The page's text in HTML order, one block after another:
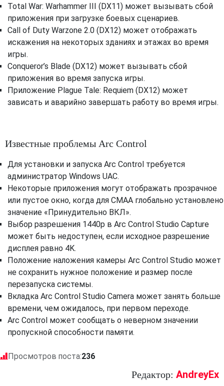
Total War: Warhammer III (DX11) может вызывать сбой
приложения при загрузке боевых сценариев.
Call of Duty Warzone 2.0 (DX12) может отображать
искажения на некоторых зданиях и этажах во время
игры.
Conqueror’s Blade (DX12) может вызывать сбой
приложения во время запуска игры.
Приложение Plague Tale: Requiem (DX12) может
зависать и аварийно завершать работу во время игры.
Известные проблемы Arc Control
Для установки и запуска Arc Control требуется
администратор Windows UAC.
Некоторые приложения могут отображать прозрачное
или пустое окно, когда для CMAA глобально установлено
значение «Принудительно ВКЛ».
Выбор разрешения 1440p в Arc Control Studio Capture
может быть недоступен, если исходное разрешение
дисплея равно 4K.
Положение наложения камеры Arc Control Studio может
не сохранить нужное положение и размер после
перезапуска системы.
Вкладка Arc Control Studio Camera может занять больше
времени, чем ожидалось, при первом переходе.
Arc Control может сообщать о неверном значении
пропускной способности памяти.
Просмотров поста:236
Редактор: AndreyEx